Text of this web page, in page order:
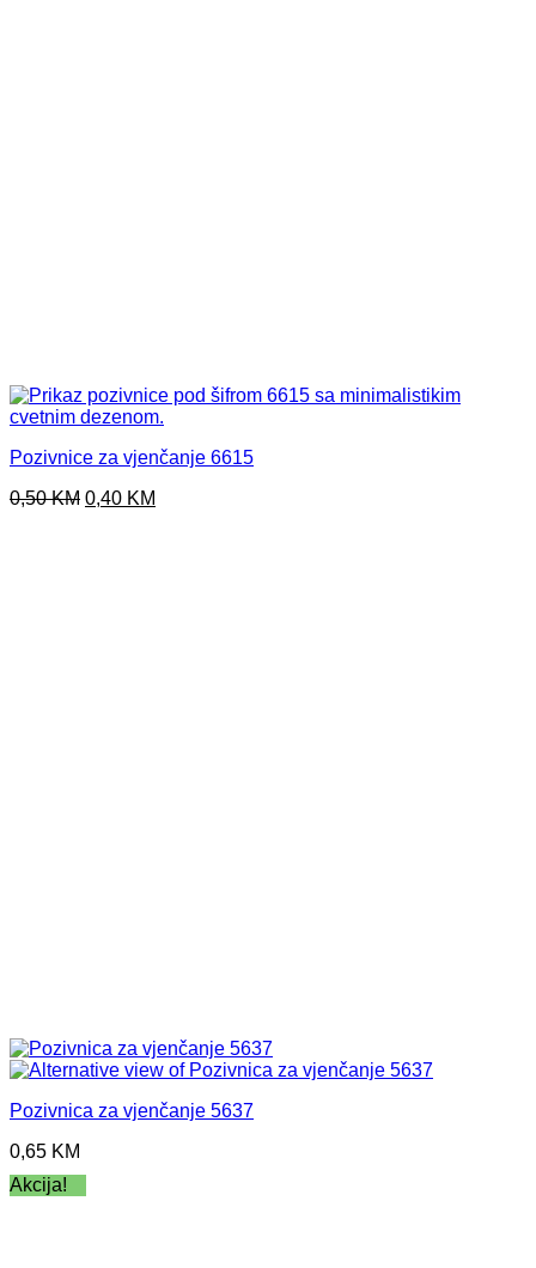
Pozivnice za vjenčanje 6615
0,50KM Original
0,40 KM
Pozivnica za vjenčanje 5637
0,65 KM
Akcija!